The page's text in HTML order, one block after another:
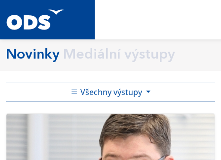
Novinky Mediální výstupy
Všechny výstupy